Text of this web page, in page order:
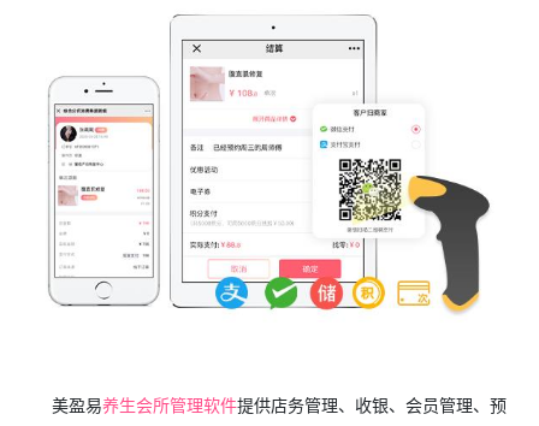
美盈易养生会所管理软件提供店务管理、收银、会员管理、预